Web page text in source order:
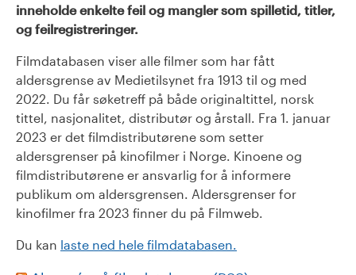
inneholde enkelte feil og mangler som spilletid, titler,
og feilregistreringer.
Filmdatabasen viser alle filmer som har fått
aldersgrense av Medietilsynet fra 1913 til og med
2022. Du får søketreff på både originaltittel, norsk
tittel, nasjonalitet, distributør og årstall. Fra 1. januar
2023 er det filmdistributørene som setter
aldersgrenser på kinofilmer i Norge. Kinoene og
filmdistributørene er ansvarlig for å informere
publikum om aldersgrensen. Aldersgrenser for
kinofilmer fra 2023 finner du på Filmweb.
Du kan laste ned hele filmdatabasen.